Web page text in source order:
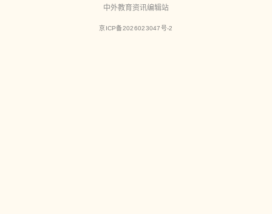
中外教育资讯编辑站
京ICP备2026023047号-2